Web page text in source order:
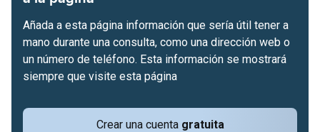
Crear una cuenta gratuita
Añada a esta página información que sería útil tener a
mano durante una consulta, como una dirección web o
un número de teléfono. Esta información se mostrará
siempre que visite esta página